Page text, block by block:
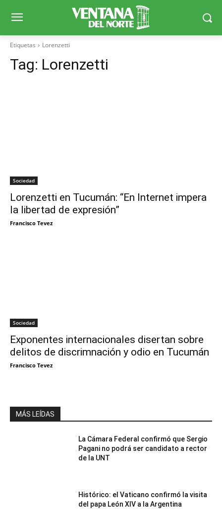
Etiquetas Lorenzetti
Tag: Lorenzetti
Sociedad
Lorenzetti en Tucumán: “En Internet impera
la libertad de expresión”
Francisco Tevez
Sociedad
Exponentes internacionales disertan sobre
delitos de discrimnación y odio en Tucumán
Francisco Tevez
MÁS LEÍDAS
La Cámara Federal confirmó que Sergio
Pagani no podrá ser candidato a rector
de la UNT
Histórico: el Vaticano confirmó la visita
del papa León XIV a la Argentina